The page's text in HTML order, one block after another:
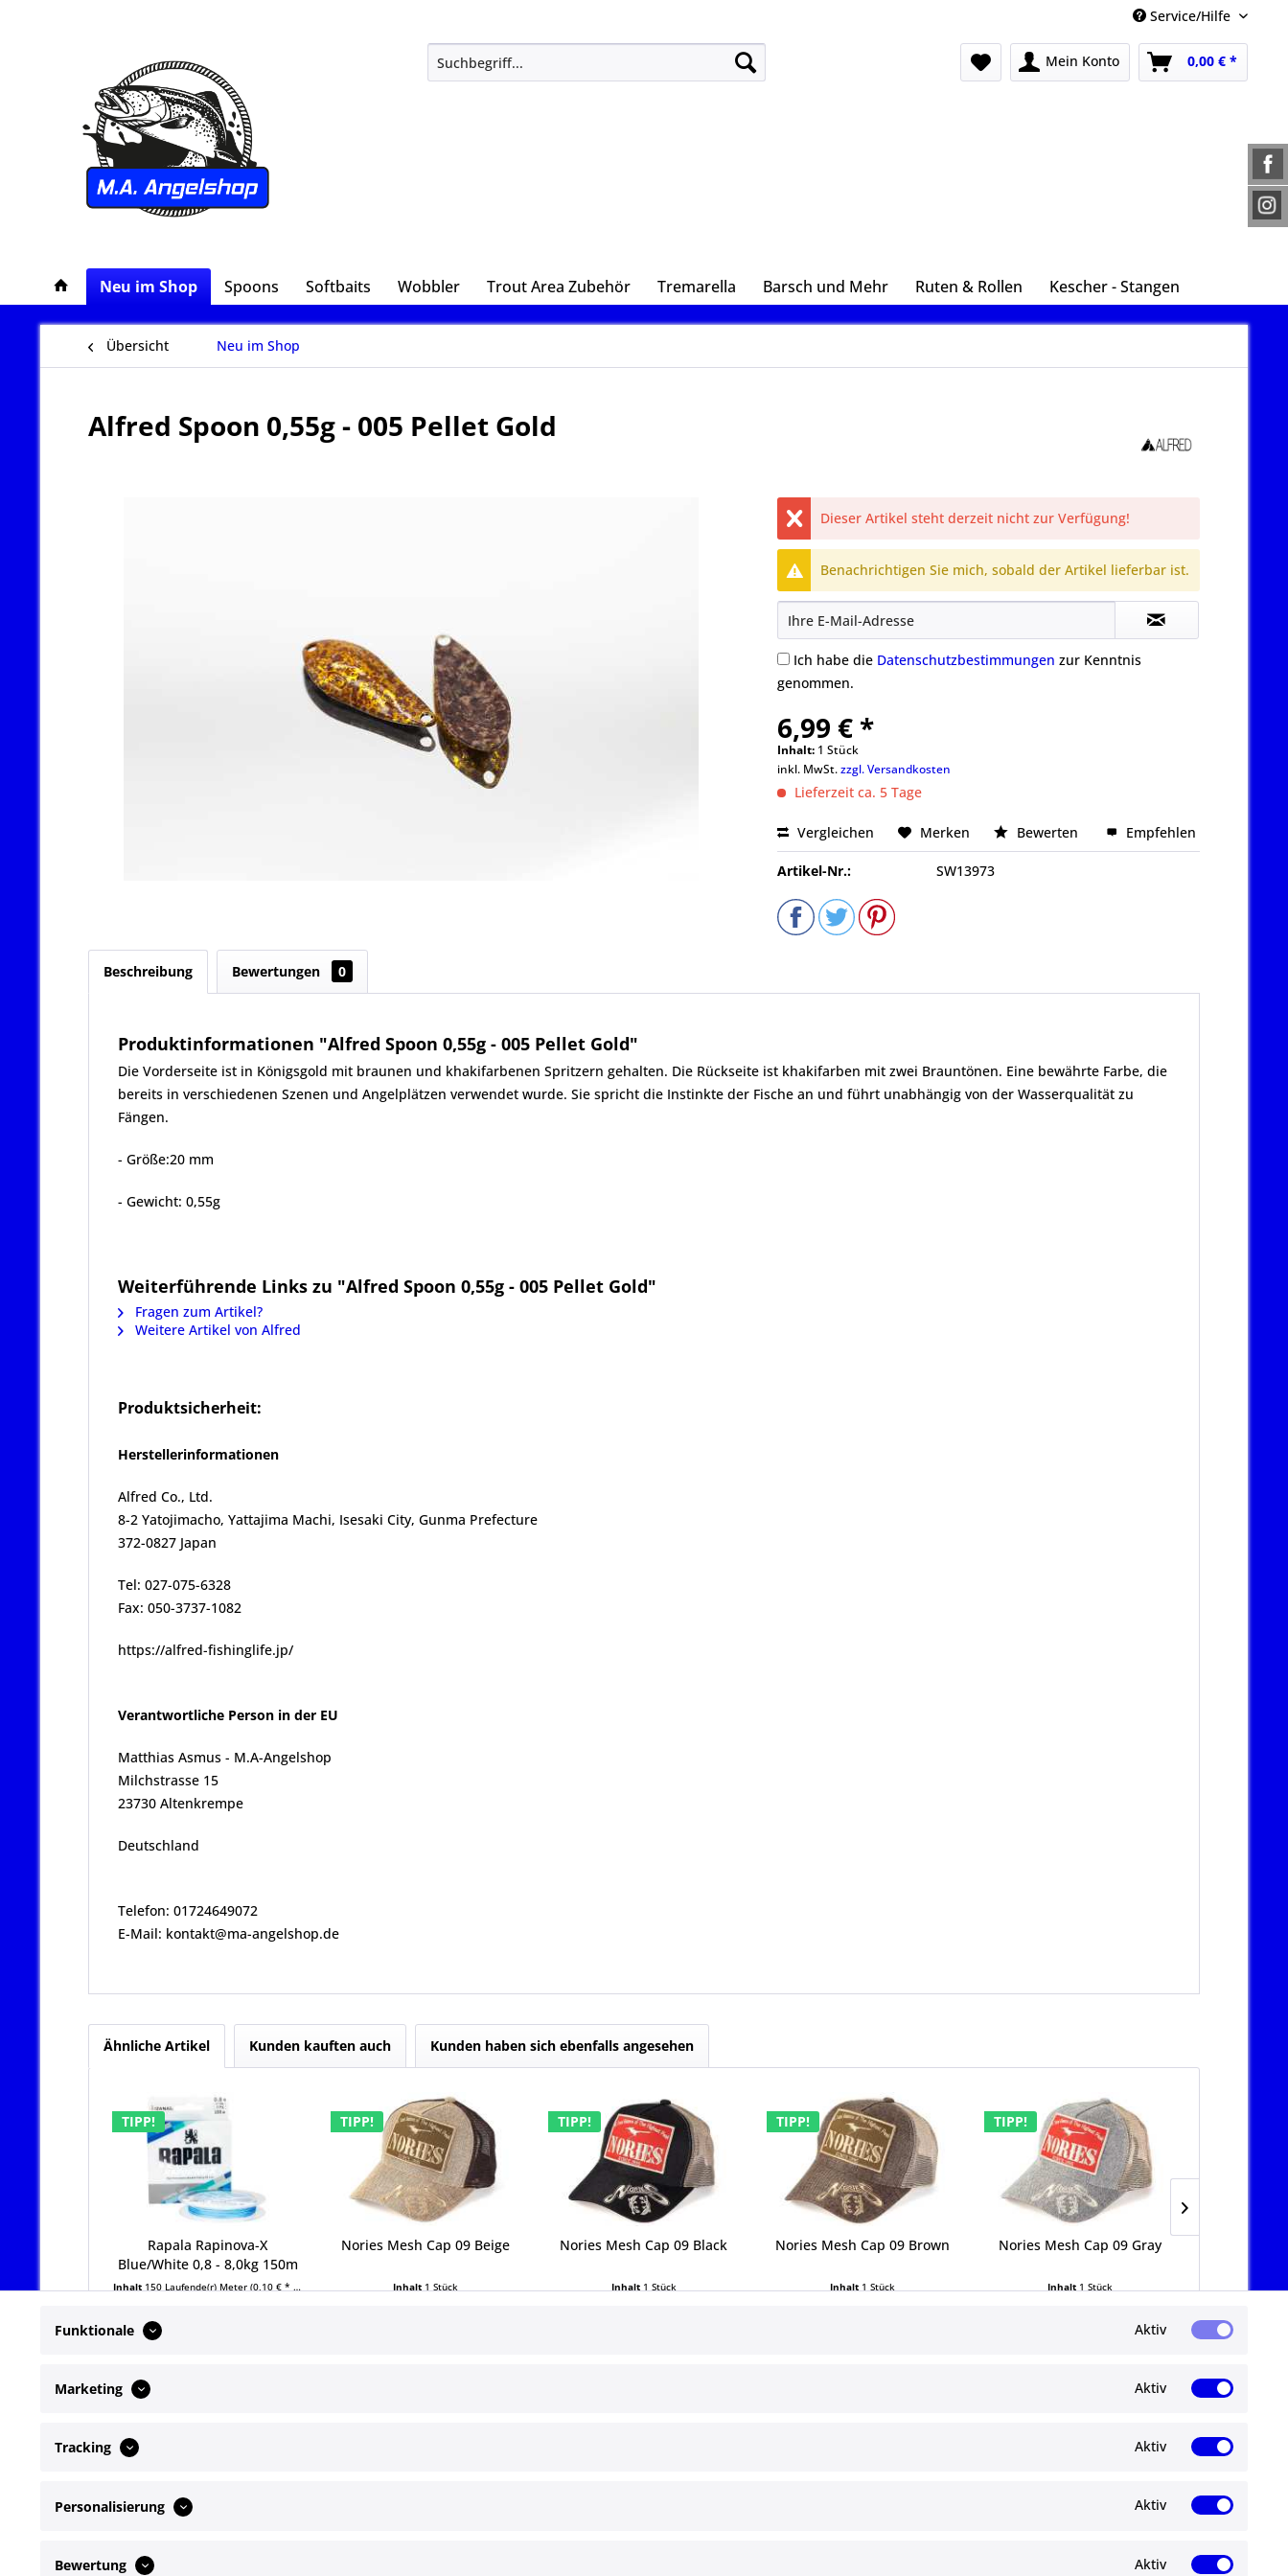
Service/Hilfe
Mein Konto 0,00 € *
Neu im Shop Spoons Softbaits Wobbler Trout Area Zubehör Tremarella Barsch und Mehr Ruten & Rollen Kescher - Stangen
Übersicht Neu im Shop
Alfred Spoon 0,55g - 005 Pellet Gold
Dieser Artikel steht derzeit nicht zur Verfügung!
Benachrichtigen Sie mich, sobald der Artikel lieferbar ist.
Ich habe die Datenschutzbestimmungen zur Kenntnis
genommen.
6,99 € *
Inhalt: 1 Stück
inkl. MwSt.zzgl. Versandkosten
Lieferzeit ca. 5 Tage
Vergleichen Merken Bewerten Empfehlen
Artikel-Nr.: SW13973
Beschreibung Bewertungen 0
Produktinformationen "Alfred Spoon 0,55g - 005 Pellet Gold"
Die Vorderseite ist in Königsgold mit braunen und khakifarbenen Spritzern gehalten. Die Rückseite ist khakifarben mit zwei Brauntönen. Eine bewährte Farbe, die
bereits in verschiedenen Szenen und Angelplätzen verwendet wurde. Sie spricht die Instinkte der Fische an und führt unabhängig von der Wasserqualität zu
Fängen.
- Größe:20 mm
- Gewicht: 0,55g
Weiterführende Links zu "Alfred Spoon 0,55g - 005 Pellet Gold"
Fragen zum Artikel?
Weitere Artikel von Alfred
Produktsicherheit:
Herstellerinformationen
Alfred Co., Ltd.
8-2 Yatojimacho, Yattajima Machi, Isesaki City, Gunma Prefecture
372-0827 Japan
Tel: 027-075-6328
Fax: 050-3737-1082
https://alfred-fishinglife.jp/
Verantwortliche Person in der EU
Matthias Asmus - M.A-Angelshop
Milchstrasse 15
23730 Altenkrempe
Deutschland
Telefon: 01724649072
E-Mail: kontakt@ma-angelshop.de
Ähnliche Artikel Kunden kauften auch Kunden haben sich ebenfalls angesehen
TIPP!
Rapala Rapinova-X
Blue/White 0,8 - 8,0kg 150m
Inhalt 150 Laufende(r) Meter (0,10 € * / 1 Laufende(r) Meter)
TIPP!
Nories Mesh Cap 09 Beige
Inhalt 1 Stück
TIPP!
Nories Mesh Cap 09 Black
Inhalt 1 Stück
TIPP!
Nories Mesh Cap 09 Brown
Inhalt 1 Stück
TIPP!
Nories Mesh Cap 09 Gray
Inhalt 1 Stück
Telefonische Unterstützung und Beratung
Abonnieren Sie den kostenlosen ma-
keine Neuigkeit oder Aktion mehr.
Funktionale Aktiv
Marketing Aktiv
Tracking Aktiv
Personalisierung Aktiv
Bewertung Aktiv